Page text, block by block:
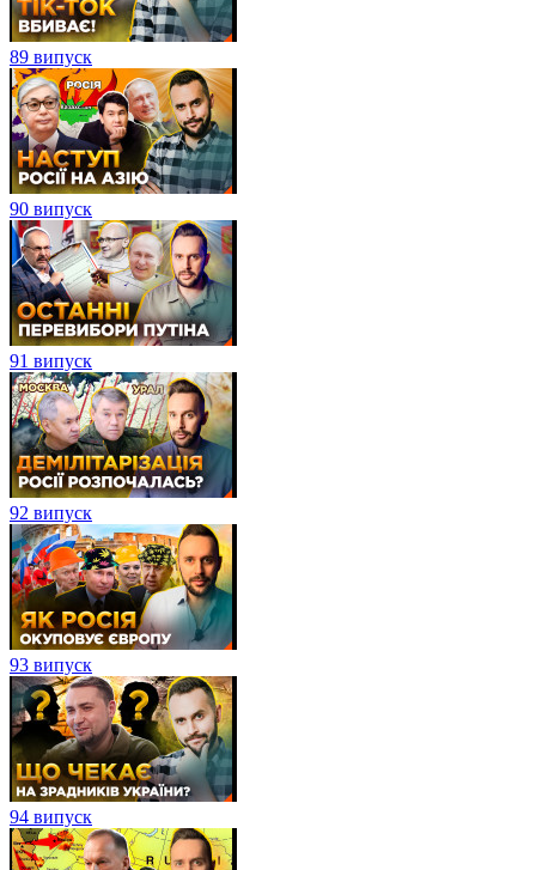
89 випуск
90 випуск
91 випуск
92 випуск
93 випуск
94 випуск